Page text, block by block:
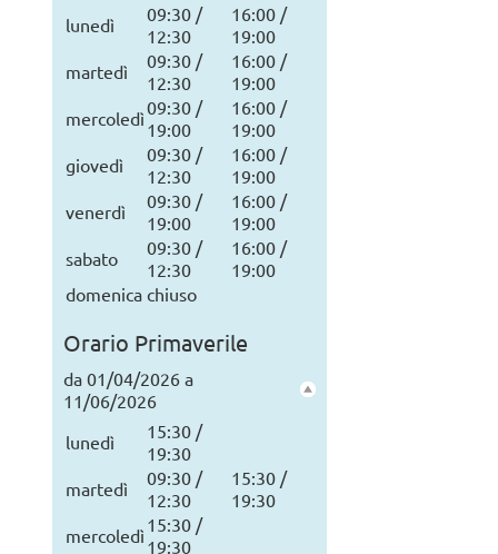
lunedì
09:30 /
12:30
16:00 /
19:00
martedì
09:30 /
12:30
16:00 /
19:00
mercoledì09:30 /
19:00
16:00 /
19:00
giovedì
09:30 /
12:30
16:00 /
19:00
venerdì
09:30 /
19:00
16:00 /
19:00
sabato
09:30 /
12:30
16:00 /
19:00
domenica chiuso
Orario Primaverile
da 01/04/2026 a
11/06/2026
lunedì
15:30 /
19:30
martedì
09:30 /
12:30
15:30 /
19:30
mercoledì 15:30 /
19:30